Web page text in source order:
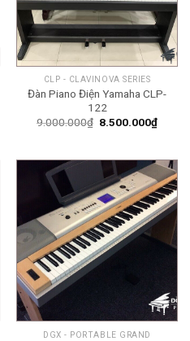
CLP - CLAVINOVA SERIES
Đàn Piano Điện Yamaha CLP-
122
9.000.000₫ Giá
8.500.000₫Giá
DGX - PORTABLE GRAND